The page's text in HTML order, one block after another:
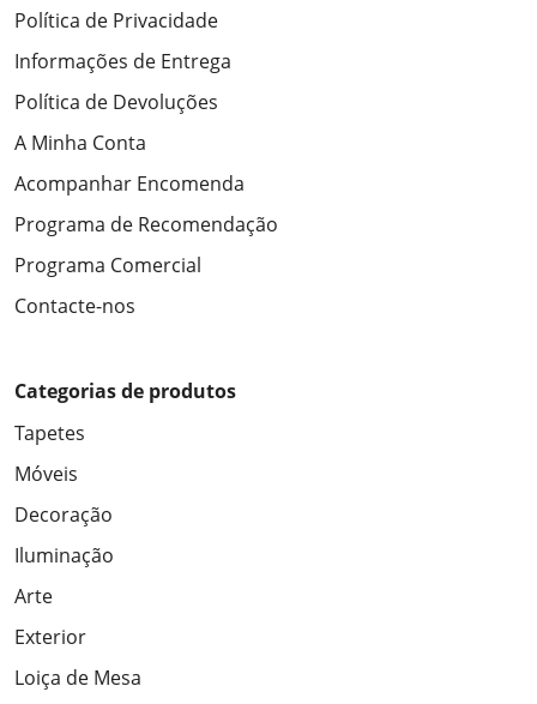
Política de Privacidade
Informações de Entrega
Política de Devoluções
A Minha Conta
Acompanhar Encomenda
Programa de Recomendação
Programa Comercial
Contacte-nos
Categorias de produtos
Tapetes
Móveis
Decoração
Iluminação
Arte
Exterior
Loiça de Mesa